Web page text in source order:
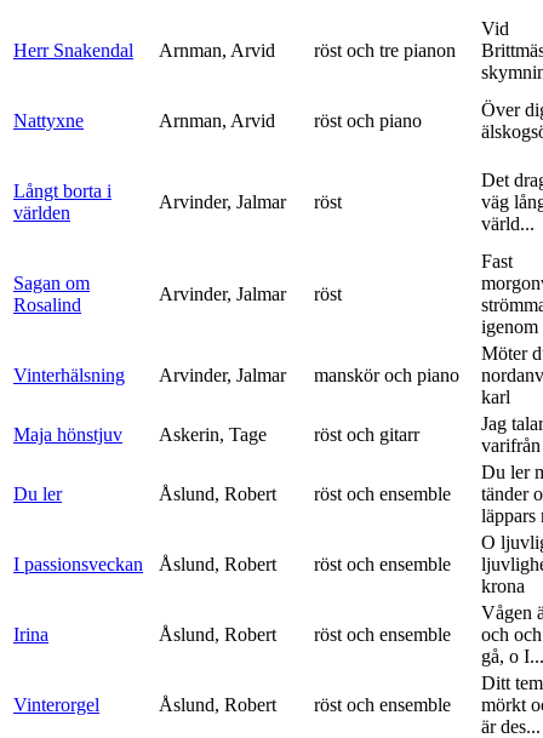
Herr Snakendal Arnman, Arvid röst och tre pianon
Vid
Nattyxne Arnman, Arvid röst och piano
Över
Långt borta i
världen
Arvinder, Jalmar röst
Det
väg
värld...
Sagan om
Rosalind
Arvinder, Jalmar röst
Fast
igenom
Vinterhälsning Arvinder, Jalmar manskör och piano
Möter
karl
Maja hönstjuv
Askerin, Tage röst och gitarr
Jag
Du ler Åslund, Robert röst och ensemble
Du ler
tänder
läppars
I passionsveckan Åslund, Robert röst och ensemble
O
krona
Irina Åslund, Robert röst och ensemble
Vågen
och
gå, o I...
Vinterorgel Åslund, Robert röst och ensemble
Ditt
mörkt
är des...